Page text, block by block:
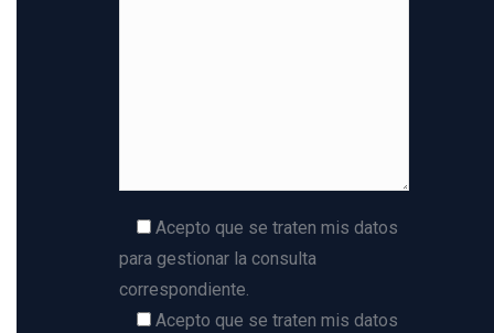
Acepto que se traten mis datos
para gestionar la consulta
correspondiente.
Acepto que se traten mis datos